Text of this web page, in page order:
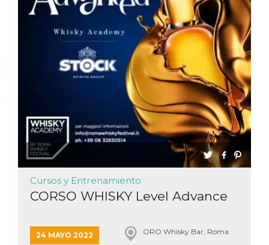
Cursos y Entrenamiento
CORSO WHISKY Level Advance
24 MAYO 2022 ORO Whisky Bar, Roma